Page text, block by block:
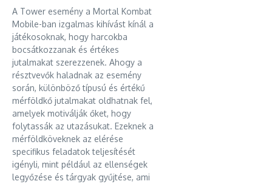
A Tower esemény a Mortal Kombat
Mobile-ban izgalmas kihívást kínál a
játékosoknak, hogy harcokba
bocsátkozzanak és értékes
jutalmakat szerezzenek. Ahogy a
résztvevők haladnak az esemény
során, különböző típusú és értékű
mérföldkő jutalmakat oldhatnak fel,
amelyek motiválják őket, hogy
folytassák az utazásukat. Ezeknek a
mérföldköveknek az elérése
specifikus feladatok teljesítését
igényli, mint például az ellenségek
legyőzése és tárgyak gyűjtése, ami